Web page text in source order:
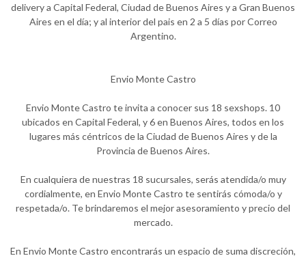
delivery a Capital Federal, Ciudad de Buenos Aires y a Gran Buenos
Aires en el día; y al interior del pais en 2 a 5 días por Correo
Argentino.
Envio Monte Castro
Envio Monte Castro te invita a conocer sus 18 sexshops. 10
ubicados en Capital Federal, y 6 en Buenos Aires, todos en los
lugares más céntricos de la Ciudad de Buenos Aires y de la
Provincia de Buenos Aires.
En cualquiera de nuestras 18 sucursales, serás atendida/o muy
cordialmente, en Envio Monte Castro te sentirás cómoda/o y
respetada/o. Te brindaremos el mejor asesoramiento y precio del
mercado.
En Envio Monte Castro encontrarás un espacio de suma discreción,